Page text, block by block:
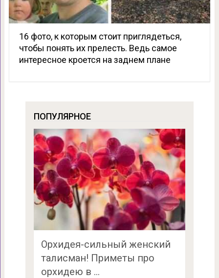
16 фото, к которым стоит приглядеться,
чтобы понять их прелесть. Ведь самое
интересное кроется на заднем плане
ПОПУЛЯРНОЕ
Орхидея-сильный женский
талисман! Приметы про
орхидею в …